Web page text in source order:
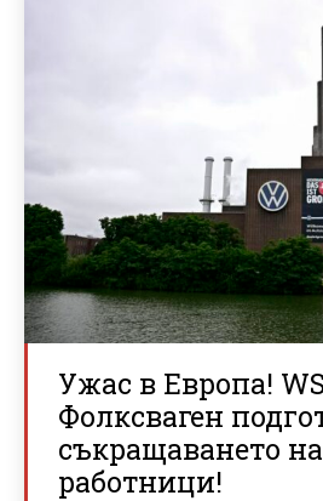
Ужас в Европа!
Фолксваген
съкращаването
работници!